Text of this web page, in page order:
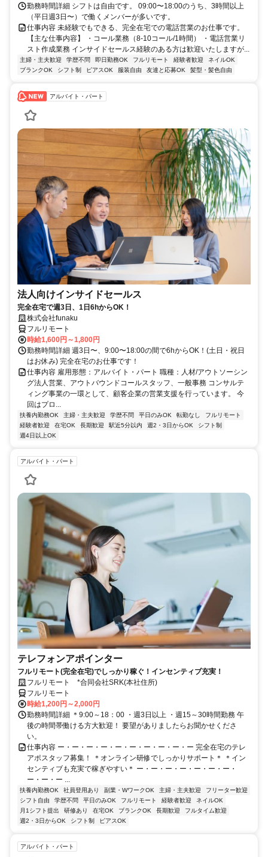
勤務時間詳細 シフトは自由です。 09:00〜18:00のうち、3時間以上
（平日週3日〜）で働くメンバーが多いです。
仕事内容 未経験でもできる、完全在宅での電話営業のお仕事です。
【主な仕事内容】 ・コール業務（8-10コール/1時間） ・電話営業リ
スト作成業務 インサイドセールス経験のある方は歓迎いたしますが...
主婦・主夫歓迎 学歴不問 即日勤務OK フルリモート 経験者歓迎
ネイルOK
ブランクOK
シフト制 ピアスOK 服装自由 友達と応募OK 髪型・髪色自由
アルバイト・パート
法人向けインサイドセールス
完全在宅で週3日、1日6hからOK！
株式会社funaku
フルリモート
時給1,600円～1,800円
勤務時間詳細 週3日〜、9:00〜18:00の間で6hからOK！(土日・祝日
はお休み) 完全在宅のお仕事です！
仕事内容 雇用形態：アルバイト・パート 職種：人材/アウトソーシン
グ法人営業、アウトバウンドコールスタッフ、一般事務 コンサルテ
ィング事業の一環として、顧客企業の営業支援を行っています。 今
回はプロ...
扶養内勤務OK 主婦・主夫歓迎 学歴不問 平日のみOK 転勤なし
フルリモート
経験者歓迎
在宅OK 長期歓迎 駅近5分以内 週2・3日からOK
シフト制
週4日以上OK
アルバイト・パート
テレフォンアポインター
フルリモート(完全在宅)でしっかり稼ぐ！インセンティブ充実！
フルリモート *合同会社SRK(本社住所)
フルリモート
時給1,200円～2,000円
勤務時間詳細 ＊9:00～18：00 ・週3日以上 ・週15～30時間勤務 午
後の時間帯働ける方大歓迎！ 要望がありましたらお聞かせくださ
い。
仕事内容 ー・ー・ー・ー・ー・ー・ー・ー・ー・ー 完全在宅のテレ
アポスタッフ募集！ ＊オンライン研修でしっかりサポート＊ ＊イン
センティブも充実で稼ぎやすい＊ ー・ー・ー・ー・ー・ー・ー・
ー・ー・ー ...
扶養内勤務OK 社員登用あり 副業・WワークOK 主婦・主夫歓迎
フリーター歓迎
シフト自由
学歴不問 平日のみOK フルリモート 経験者歓迎
ネイルOK
月1シフト提出
研修あり 在宅OK ブランクOK 長期歓迎
フルタイム歓迎
週2・3日からOK
シフト制 ピアスOK
アルバイト・パート